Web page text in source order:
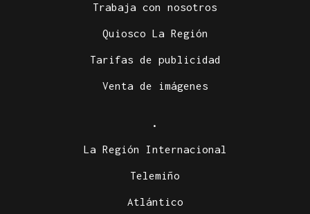
Trabaja con nosotros
Quiosco La Región
Tarifas de publicidad
Venta de imágenes
.
La Región Internacional
Telemiño
Atlántico